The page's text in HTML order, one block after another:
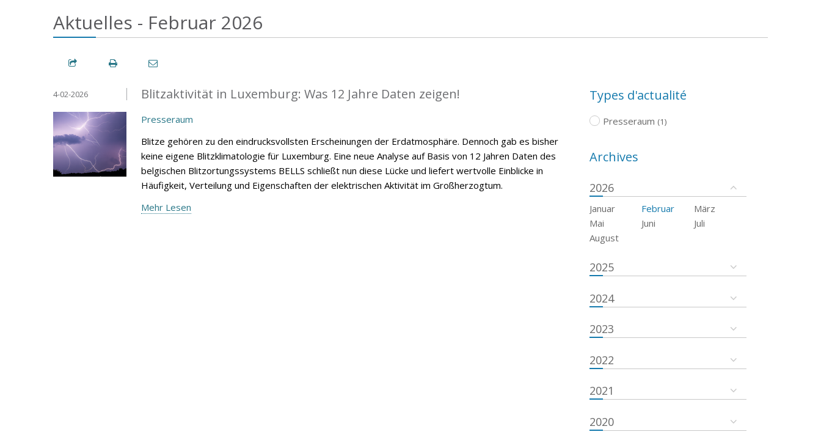
Aktuelles - Februar 2026
Blitzaktivität in Luxemburg: Was 12 Jahre Daten zeigen!
4-02-2026
Presseraum
Blitze gehören zu den eindrucksvollsten Erscheinungen der Erdatmosphäre. Dennoch gab es bisher
keine eigene Blitzklimatologie für Luxemburg. Eine neue Analyse auf Basis von 12 Jahren Daten des
belgischen Blitzortungssystems BELLS schließt nun diese Lücke und liefert wertvolle Einblicke in
Häufigkeit, Verteilung und Eigenschaften der elektrischen Aktivität im Großherzogtum.
Mehr Lesen
Types d'actualité
Presseraum (1)
Archives
2026
Januar Februar
März
Mai
Juni
Juli
August
2025
2024
2023
2022
2021
2020